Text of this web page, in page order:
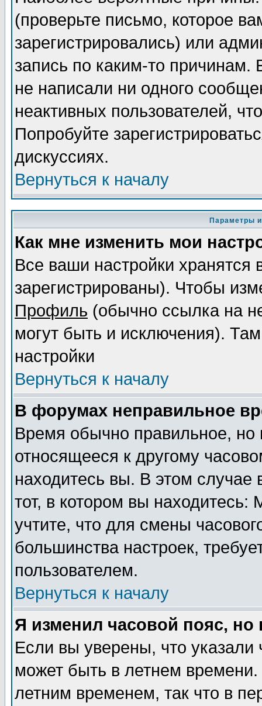
(проверьте письмо, которое
зарегистрировались) или
запись по каким-то
не написали ни одного
неактивных пользователей,
Попробуйте
дискуссиях.
Вернуться к началу
Параметры
Как мне изменить мои
Все ваши настройки
зарегистрированы). Чтобы
Профиль (обычно ссылка на
могут быть и исключения).
настройки
Вернуться к началу
В форумах неправильное
Время обычно правильное,
относящееся к другому
находитесь вы. В этом
тот, в котором вы
учтите, что для смены
большинства настроек,
пользователем.
Вернуться к началу
Я изменил часовой пояс,
Если вы уверены, что указали
может быть в летнем
летним временем, так что в